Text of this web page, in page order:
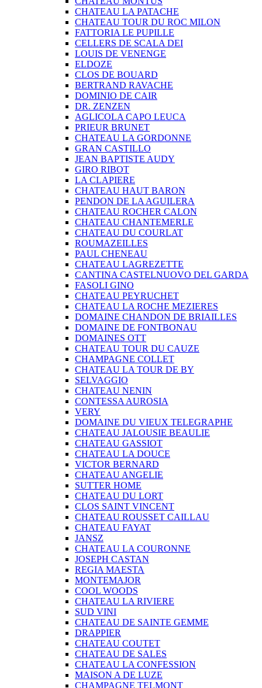
CHATEAU LA PATACHE
CHATEAU TOUR DU ROC MILON
FATTORIA LE PUPILLE
CELLERS DE SCALA DEI
LOUIS DE VENENGE
ELDOZE
CLOS DE BOUARD
BERTRAND RAVACHE
DOMINIO DE CAIR
DR. ZENZEN
AGLICOLA CAPO LEUCA
PRIEUR BRUNET
CHATEAU LA GORDONNE
GRAN CASTILLO
JEAN BAPTISTE AUDY
GIRO RIBOT
LA CLAPIERE
CHATEAU HAUT BARON
PENDON DE LA AGUILERA
CHATEAU ROCHER CALON
CHATEAU CHANTEMERLE
CHATEAU DU COURLAT
ROUMAZEILLES
PAUL CHENEAU
CHATEAU LAGREZETTE
CANTINA CASTELNUOVO DEL GARDA
FASOLI GINO
CHATEAU PEYRUCHET
CHATEAU LA ROCHE MEZIERES
DOMAINE CHANDON DE BRIAILLES
DOMAINE DE FONTBONAU
DOMAINES OTT
CHATEAU TOUR DU CAUZE
CHAMPAGNE COLLET
CHATEAU LA TOUR DE BY
SELVAGGIO
CHATEAU NENIN
CONTESSA AUROSIA
VERY
DOMAINE DU VIEUX TELEGRAPHE
CHATEAU JALOUSIE BEAULIE
CHATEAU GASSIOT
CHATEAU LA DOUCE
VICTOR BERNARD
CHATEAU ANGELIE
SUTTER HOME
CHATEAU DU LORT
CLOS SAINT VINCENT
CHATEAU ROUSSET CAILLAU
CHATEAU FAYAT
JANSZ
CHATEAU LA COURONNE
JOSEPH CASTAN
REGIA MAESTA
MONTEMAJOR
COOL WOODS
CHATEAU LA RIVIERE
SUD VINI
CHATEAU DE SAINTE GEMME
DRAPPIER
CHATEAU COUTET
CHATEAU DE SALES
CHATEAU LA CONFESSION
MAISON A DE LUZE
CHAMPAGNE TELMONT